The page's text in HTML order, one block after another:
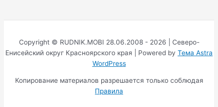
Copyright © RUDNIK.MOBI 28.06.2008 - 2026 | Северо-
Енисейский округ Красноярского края | Powered by Тема Astra
WordPress
Копирование материалов разрешается только соблюдая
Правила